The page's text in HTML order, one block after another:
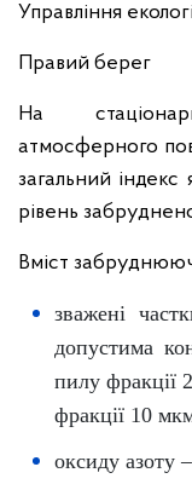
Управління
Правий берег
На
атмосферного
загальний
рівень
Вміст
зважені
допустима
пилу фракції
фракції 10
оксиду азоту